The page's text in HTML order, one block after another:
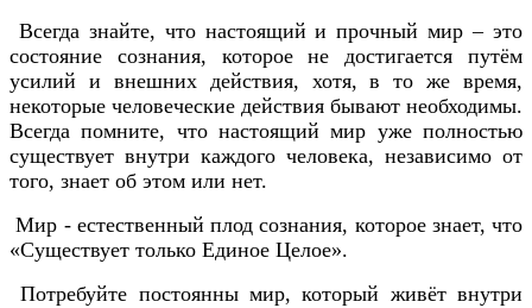
Всегда знайте, что настоящий и прочный мир – это
состояние сознания, которое не достигается путём
усилий и внешних действия, хотя, в то же время,
некоторые человеческие действия бывают необходимы.
Всегда помните, что настоящий мир уже полностью
существует внутри каждого человека, независимо от
того, знает об этом или нет.
Мир - естественный плод сознания, которое знает, что
«Существует только Единое Целое».
Потребуйте постоянны мир, который живёт внутри